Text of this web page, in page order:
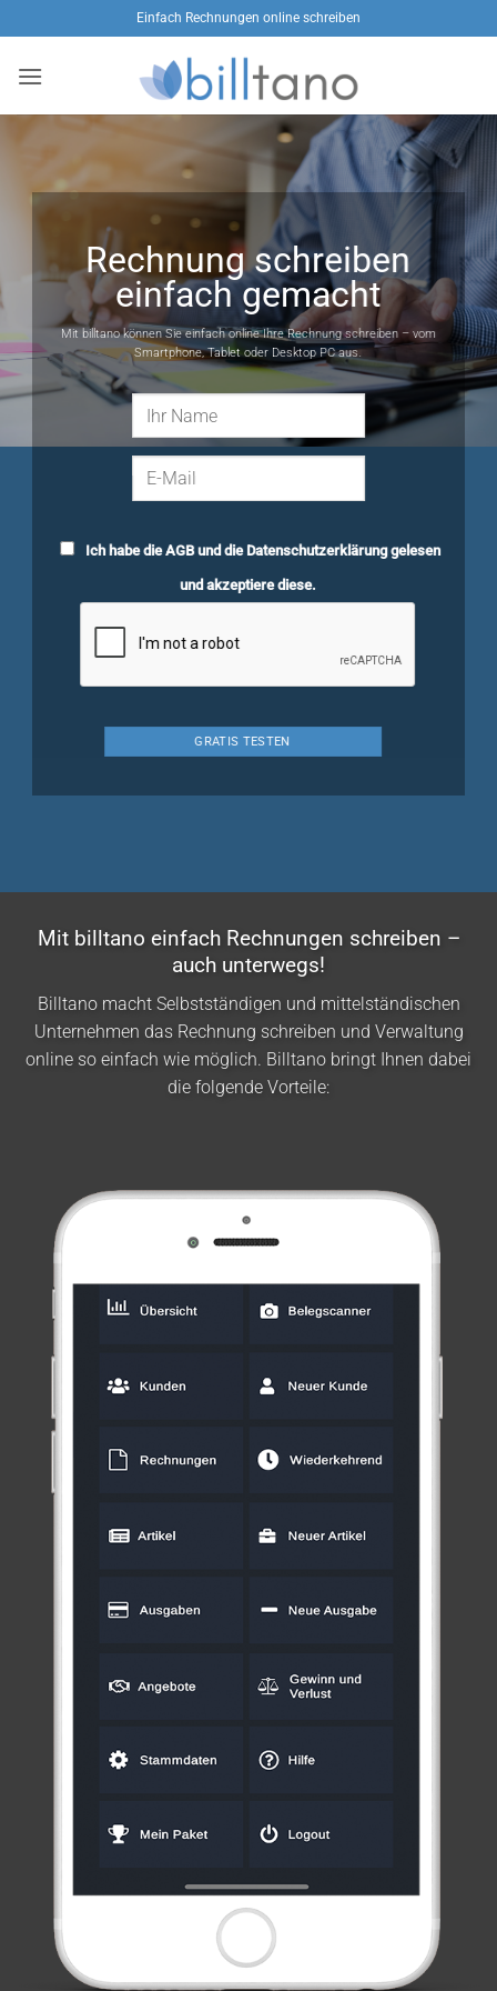
Inhalt
springen
Einfach Rechnungen online schreiben
Rechnung schreiben
einfach gemacht
Mit billtano können Sie einfach online Ihre Rechnung schreiben – vom
Smartphone, Tablet oder Desktop PC aus.
Ich habe dieAGBund die Datenschutzerklärunggelesen
und akzeptiere diese.
Mit billtano einfach Rechnungen schreiben –
auch unterwegs!
Billtano macht Selbstständigen und mittelständischen
Unternehmen das Rechnung schreiben und Verwaltung
online so einfach wie möglich. Billtano bringt Ihnen dabei
die folgende Vorteile: